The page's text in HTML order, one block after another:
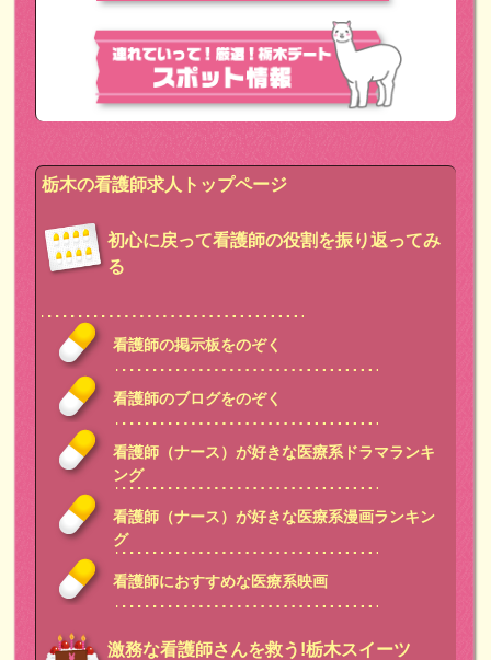
栃木の看護師求人トップページ
初心に戻って看護師の役割を振り返ってみ
る
看護師の掲示板をのぞく
看護師のブログをのぞく
看護師（ナース）が好きな医療系ドラマランキ
ング
看護師（ナース）が好きな医療系漫画ランキン
グ
看護師におすすめな医療系映画
激務な看護師さんを救う!栃木スイーツ